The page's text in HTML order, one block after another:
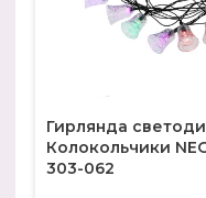
Гирлянда
Колокольчики
303-062